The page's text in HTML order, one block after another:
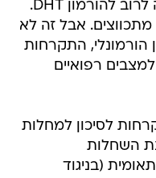
קשורה לרוב להורמון DHT.
מתכווצים. אבל זה לא
הורמונלי, התקרחות
רפואיים
לסיכון למחלות
השחלות
(בניגוד